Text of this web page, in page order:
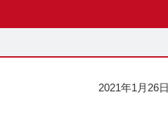
2021年1月26日